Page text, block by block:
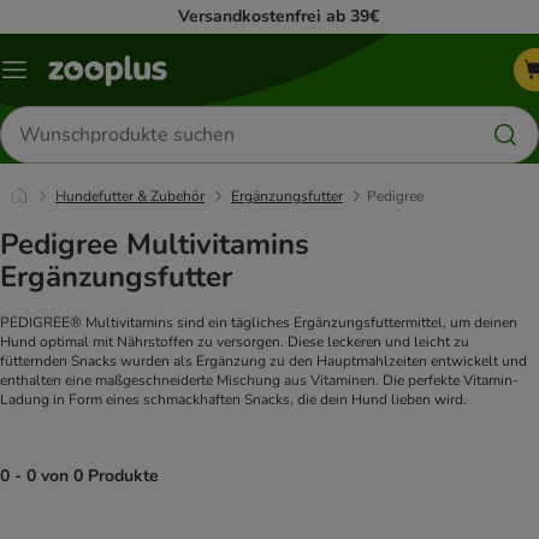
Versandkostenfrei ab 39€
Menü
Produkte
suchen
Hundefutter & Zubehör Ergänzungsfutter Pedigree
Pedigree Multivitamins
Ergänzungsfutter
PEDIGREE® Multivitamins sind ein tägliches Ergänzungsfuttermittel, um deinen
Hund optimal mit Nährstoffen zu versorgen. Diese leckeren und leicht zu
fütternden Snacks wurden als Ergänzung zu den Hauptmahlzeiten entwickelt und
enthalten eine maßgeschneiderte Mischung aus Vitaminen. Die perfekte Vitamin-
Ladung in Form eines schmackhaften Snacks, die dein Hund lieben wird.
0 - 0 von 0 Produkte